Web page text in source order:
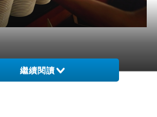
繼續閱讀